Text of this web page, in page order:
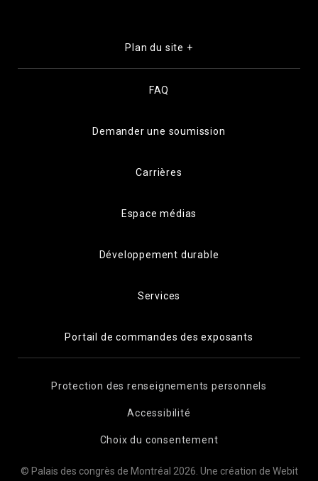
Plan du site +
FAQ
Demander une soumission
Carrières
Espace médias
Développement durable
Services
Portail de commandes des exposants
Protection des renseignements personnels
Accessibilité
Choix du consentement
© Palais des congrès de Montréal 2026. Une création de Webit